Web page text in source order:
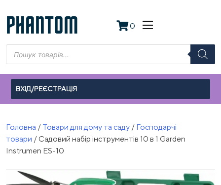
to
content
PHANTOM 0
Пошук
товарів
ВХІД/РЕЄСТРАЦІЯ
Головна / Товари для дому та саду / Господарчі
товари / Садовий набір інструментів 10 в 1 Garden
Instrumen ES-10